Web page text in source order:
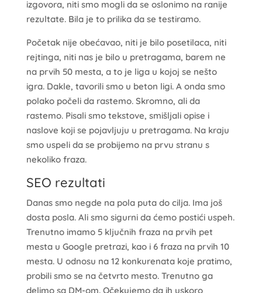
izgovora, niti smo mogli da se oslonimo na ranije
rezultate. Bila je to prilika da se testiramo.
Početak nije obećavao, niti je bilo posetilaca, niti
rejtinga, niti nas je bilo u pretragama, barem ne
na prvih 50 mesta, a to je liga u kojoj se nešto
igra. Dakle, tavorili smo u beton ligi. A onda smo
polako počeli da rastemo. Skromno, ali da
rastemo. Pisali smo tekstove, smišljali opise i
naslove koji se pojavljuju u pretragama. Na kraju
smo uspeli da se probijemo na prvu stranu s
nekoliko fraza.
SEO rezultati
Danas smo negde na pola puta do cilja. Ima još
dosta posla. Ali smo sigurni da ćemo postići uspeh.
Trenutno imamo 5 ključnih fraza na prvih pet
mesta u Google pretrazi, kao i 6 fraza na prvih 10
mesta. U odnosu na 12 konkurenata koje pratimo,
probili smo se na četvrto mesto. Trenutno ga
delimo sa DM-om. Očekujemo da ih uskoro